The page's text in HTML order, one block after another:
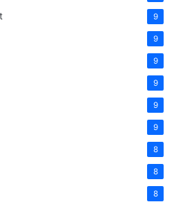
9
9
9
9
9
9
8
8
8